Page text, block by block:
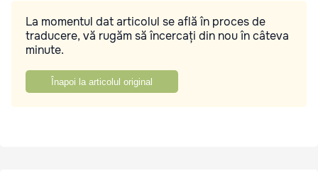
La momentul dat articolul se află în proces de
traducere, vă rugăm să încercați din nou în câteva
minute.
Înapoi la articolul original